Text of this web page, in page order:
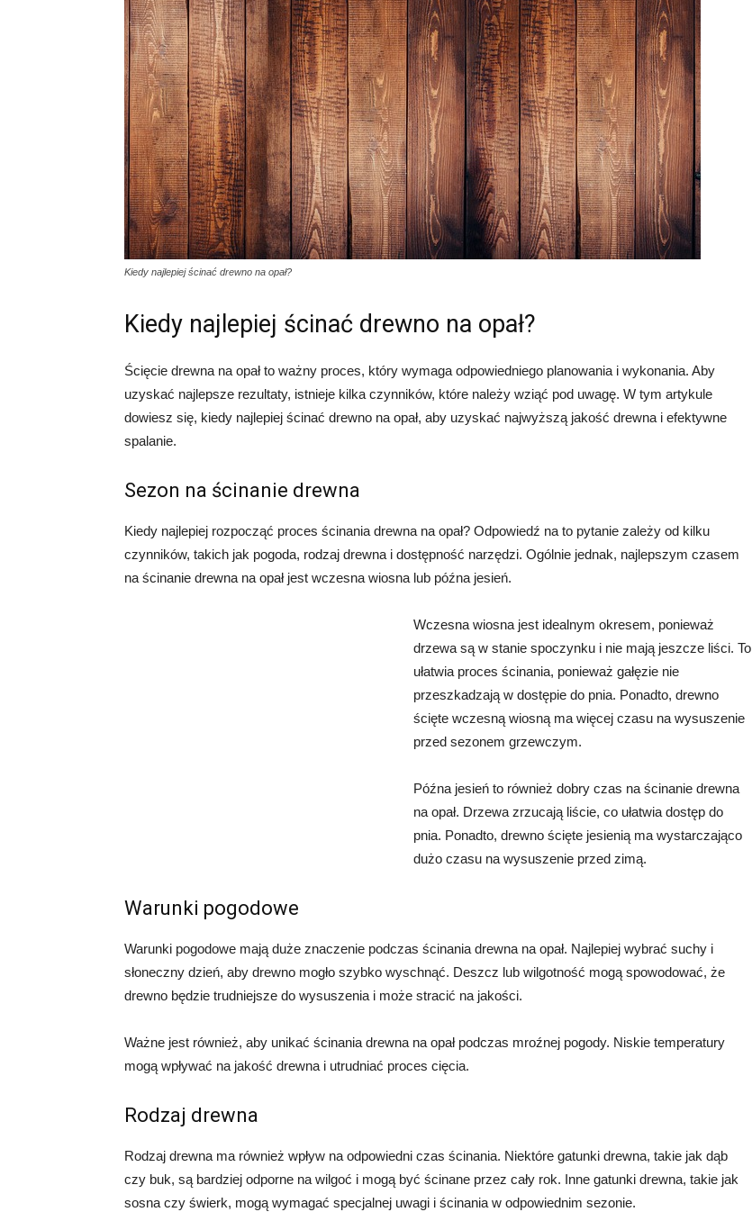
Kiedy najlepiej ścinać drewno na opał?
Kiedy najlepiej ścinać drewno na opał?
Ścięcie drewna na opał to ważny proces, który wymaga odpowiedniego planowania i wykonania. Aby
uzyskać najlepsze rezultaty, istnieje kilka czynników, które należy wziąć pod uwagę. W tym artykule
dowiesz się, kiedy najlepiej ścinać drewno na opał, aby uzyskać najwyższą jakość drewna i efektywne
spalanie.
Sezon na ścinanie drewna
Kiedy najlepiej rozpocząć proces ścinania drewna na opał? Odpowiedź na to pytanie zależy od kilku
czynników, takich jak pogoda, rodzaj drewna i dostępność narzędzi. Ogólnie jednak, najlepszym czasem
na ścinanie drewna na opał jest wczesna wiosna lub późna jesień.
Wczesna wiosna jest idealnym okresem, ponieważ
drzewa są w stanie spoczynku i nie mają jeszcze liści. To
ułatwia proces ścinania, ponieważ gałęzie nie
przeszkadzają w dostępie do pnia. Ponadto, drewno
ścięte wczesną wiosną ma więcej czasu na wysuszenie
przed sezonem grzewczym.
Późna jesień to również dobry czas na ścinanie drewna
na opał. Drzewa zrzucają liście, co ułatwia dostęp do
pnia. Ponadto, drewno ścięte jesienią ma wystarczająco
dużo czasu na wysuszenie przed zimą.
Warunki pogodowe
Warunki pogodowe mają duże znaczenie podczas ścinania drewna na opał. Najlepiej wybrać suchy i
słoneczny dzień, aby drewno mogło szybko wyschnąć. Deszcz lub wilgotność mogą spowodować, że
drewno będzie trudniejsze do wysuszenia i może stracić na jakości.
Ważne jest również, aby unikać ścinania drewna na opał podczas mroźnej pogody. Niskie temperatury
mogą wpływać na jakość drewna i utrudniać proces cięcia.
Rodzaj drewna
Rodzaj drewna ma również wpływ na odpowiedni czas ścinania. Niektóre gatunki drewna, takie jak dąb
czy buk, są bardziej odporne na wilgoć i mogą być ścinane przez cały rok. Inne gatunki drewna, takie jak
sosna czy świerk, mogą wymagać specjalnej uwagi i ścinania w odpowiednim sezonie.